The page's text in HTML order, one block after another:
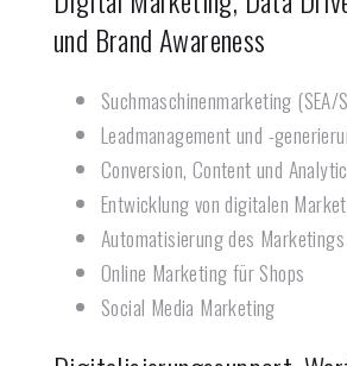
und Brand Awareness
Suchmaschinenmarketing (SEA/
Leadmanagement und -
Conversion, Content und
Entwicklung von digitalen
Automatisierung des Marketings
Online Marketing für Shops
Social Media Marketing